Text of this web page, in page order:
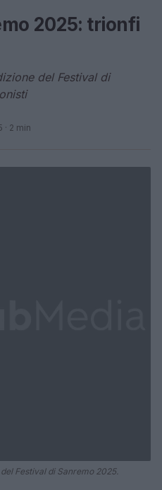
2025: trionfi
del Festival di
· 2 min
Festival di Sanremo 2025.